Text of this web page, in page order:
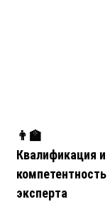
👨
Квалификация и
компетентность
эксперта